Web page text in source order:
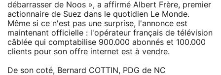
débarrasser de Noos », a affirmé Albert Frère, premier
actionnaire de Suez dans le quotidien Le Monde.
Même si ce n'est pas une surprise, l'annonce est
maintenant officielle : l'opérateur français de télévision
câblée qui comptabilise 900.000 abonnés et 100.000
clients pour son offre internet est à vendre.
De son coté, Bernard COTTIN, PDG de NC